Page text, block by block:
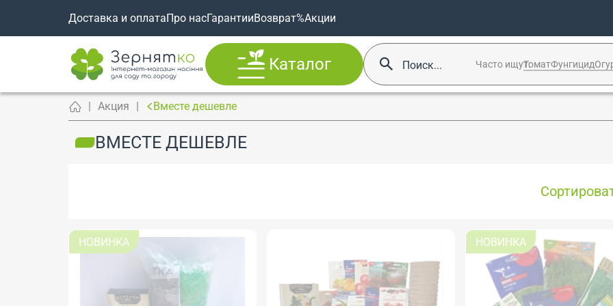
Доставка и оплатаПро насГарантииВозврат%Акции
Каталог Часто ищут:ТоматФунгицид
Акция Вместе дешевле
ВМЕСТЕ ДЕШЕВЛЕ
НОВИНКА НОВИНКА